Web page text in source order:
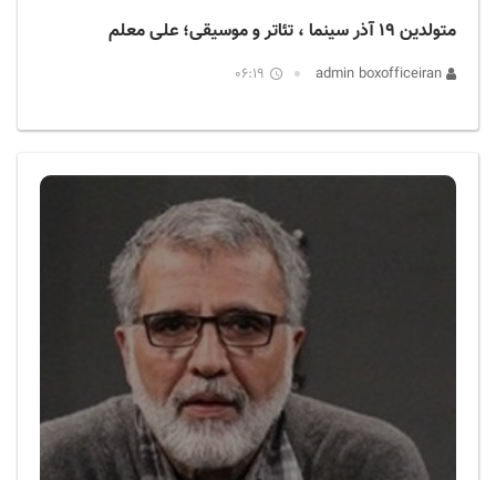
متولدین ۱۹ آذر سینما ، تئاتر و موسیقی؛ علی معلم
06:19